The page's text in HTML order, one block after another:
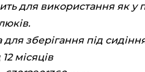
для використання як у
зберігання під
12 місяців